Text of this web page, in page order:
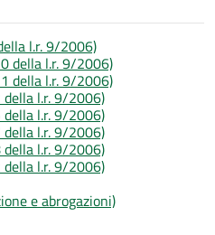
l.r. 9/2006)
della l.r. 9/2006)
della l.r. 9/2006)
della l.r. 9/2006)
della l.r. 9/2006)
della l.r. 9/2006)
della l.r. 9/2006)
della l.r. 9/2006)
e abrogazioni)